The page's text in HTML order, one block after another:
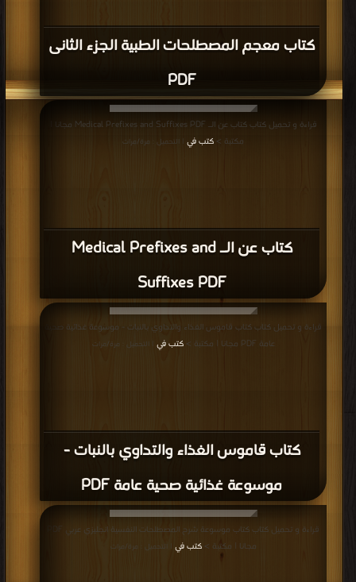
كتاب معجم المصطلحات الطبية الجزء الثانى
PDF
كتاب عن الـ Medical Prefixes and
Suffixes PDF
قراءة و تحميل كتاب كتاب عن الـ Medical Prefixes and Suffixes PDF مجانا |
مكتبة > كتب في | التحميل : مرة/مرات
كتاب قاموس الغذاء والتداوي بالنبات -
موسوعة غذائية صحية عامة PDF
قراءة و تحميل كتاب كتاب قاموس الغذاء والتداوي بالنبات - موسوعة غذائية صحية
عامة PDF مجانا | مكتبة >
كتب في | التحميل : مرة/مرات
مجانا | مكتبة >كتب في | التحميل : مرة/مرات